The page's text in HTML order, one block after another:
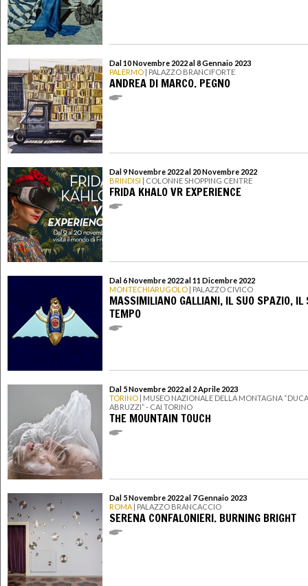
Dal 10 Novembre 2022 al 8 Gennaio 2023
PALERMO | PALAZZO BRANCIFORTE
ANDREA DI MARCO. PEGNO
Dal 9 Novembre 2022 al 20 Novembre 2022
BRINDISI | COLONNE SHOPPING CENTRE
FRIDA KHALO VR EXPERIENCE
Dal 6 Novembre 2022 al 11 Dicembre 2022
MONTECHIARUGOLO | PALAZZO CIVICO
MASSIMILIANO GALLIANI, IL SUO SPAZIO, IL
TEMPO
Dal 5 Novembre 2022 al 2 Aprile 2023
TORINO | MUSEO NAZIONALE DELLA MONTAGNA
ABRUZZI” - CAI TORINO
THE MOUNTAIN TOUCH
Dal 5 Novembre 2022 al 7 Gennaio 2023
ROMA | PALAZZO BRANCACCIO
SERENA CONFALONIERI. BURNING BRIGHT